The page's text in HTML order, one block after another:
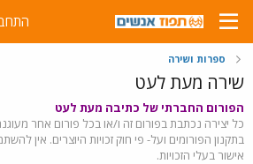
ספרות ושירה
שירה מעת לעט
הפורום החברתי של כתיבה מעת לעט
כל יצירה נכתבת בפורום זה ו/או בכל פורום אחר מעוגנת
בתקנון הפורומים ועל- פי חוק זכויות היוצרים. אין
אישור בעלי הזכויות.